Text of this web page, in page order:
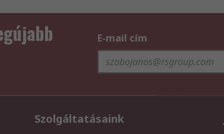
E-mail cím
Szolgáltatásaink